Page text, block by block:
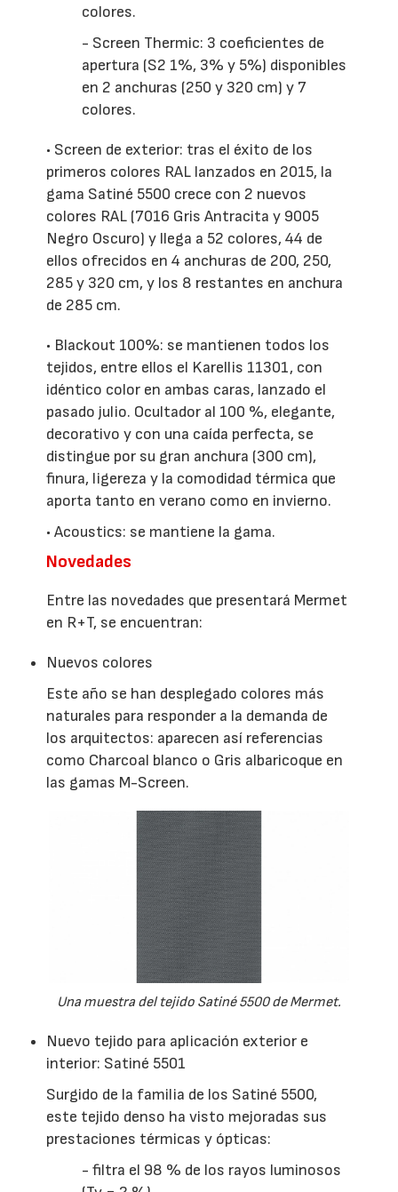
colores.
- Screen Thermic: 3 coeficientes de
apertura (S2 1%, 3% y 5%) disponibles
en 2 anchuras (250 y 320 cm) y 7
colores.
• Screen de exterior: tras el éxito de los
primeros colores RAL lanzados en 2015, la
gama Satiné 5500 crece con 2 nuevos
colores RAL (7016 Gris Antracita y 9005
Negro Oscuro) y llega a 52 colores, 44 de
ellos ofrecidos en 4 anchuras de 200, 250,
285 y 320 cm, y los 8 restantes en anchura
de 285 cm.
• Blackout 100%: se mantienen todos los
tejidos, entre ellos el Karellis 11301, con
idéntico color en ambas caras, lanzado el
pasado julio. Ocultador al 100 %, elegante,
decorativo y con una caída perfecta, se
distingue por su gran anchura (300 cm),
finura, ligereza y la comodidad térmica que
aporta tanto en verano como en invierno.
• Acoustics: se mantiene la gama.
Novedades
Entre las novedades que presentará Mermet
en R+T, se encuentran:
Nuevos colores
Este año se han desplegado colores más
naturales para responder a la demanda de
los arquitectos: aparecen así referencias
como Charcoal blanco o Gris albaricoque en
las gamas M-Screen.
Una muestra del tejido Satiné 5500 de Mermet.
Nuevo tejido para aplicación exterior e
interior: Satiné 5501
Surgido de la familia de los Satiné 5500,
este tejido denso ha visto mejoradas sus
prestaciones térmicas y ópticas:
- filtra el 98 % de los rayos luminosos